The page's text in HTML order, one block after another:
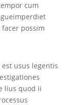
cum
possim
usus legentis
lius quod ii